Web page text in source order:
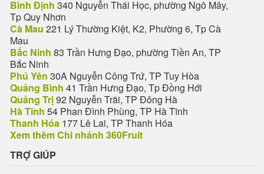
Bình Định 340 Nguyễn Thái Học, phường Ngô Mây,
Tp Quy Nhơn
Cà Mau 221 Lý Thường Kiệt, K2, Phường 6, Tp Cà
Mau
Bắc Ninh 83 Trần Hưng Đạo, phường Tiền An, TP
Bắc Ninh
Phú Yên 30A Nguyễn Công Trứ, TP Tuy Hòa
Quảng Bình 41 Trần Hưng Đạo, Tp Đồng Hới
Quảng Trị92 Nguyễn Trãi, TP Đông Hà
Hà Tĩnh 54 Phan Đình Phùng, TP Hà Tĩnh
Thanh Hóa 177 Lê Lai, TP Thanh Hóa
Xem thêm Chi nhánh 360Fruit
TRỢ GIÚP